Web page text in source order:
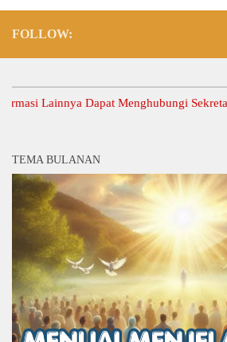
FOLLOW:
Lainnya Dapat Menghubungi Sekretariat
TEMA BULANAN